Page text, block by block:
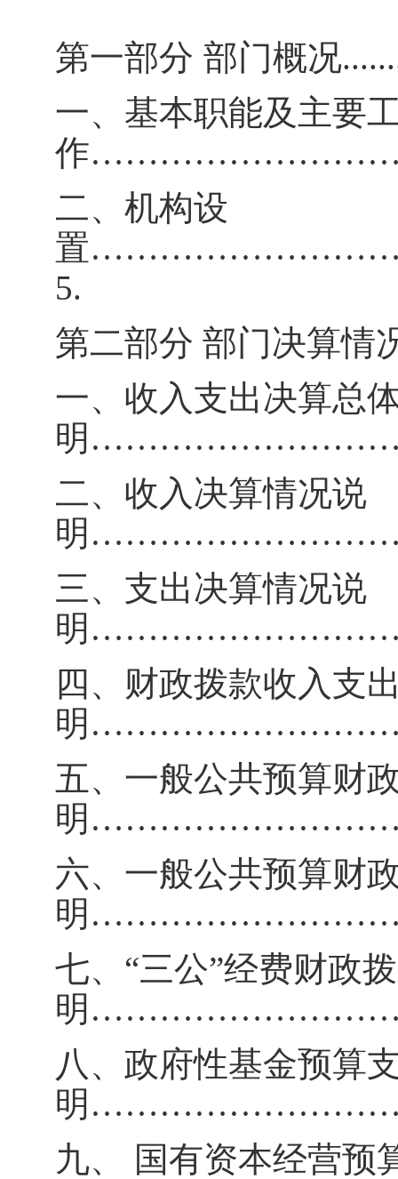
第一部分 部门概况
一、基本职能及主要
作
二、机构设
置
5.
第二部分 部门决算情
一、收入支出决算总
明
二、收入决算情况说
明
三、支出决算情况说
明
四、财政拨款收入支
明
五、一般公共预算财
明
六、一般公共预算财
明
七、 “三公”经费财政
明
八、政府性基金预算
明
九、
国有资本经营预